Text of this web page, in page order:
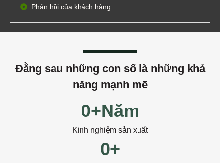
Phản hồi của khách hàng
Đằng sau những con số là những khả
năng mạnh mẽ
Kinh nghiệm sản xuất
0+Năm
0+